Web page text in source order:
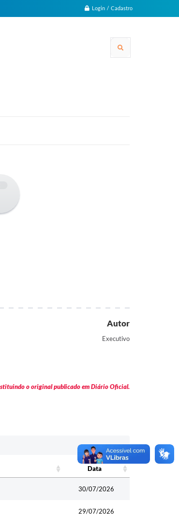
Login / Cadastro
Autor
Executivo
o original publicado em Diário Oficial.
Data
30/07/2026
29/07/2026